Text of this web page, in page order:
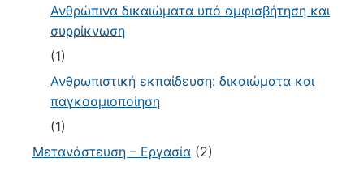
Ανθρώπινα δικαιώματα υπό αμφισβήτηση και
συρρίκνωση
(1)
Ανθρωπιστική εκπαίδευση: δικαιώματα και
παγκοσμιοποίηση
(1)
Μετανάστευση – Εργασία(2)